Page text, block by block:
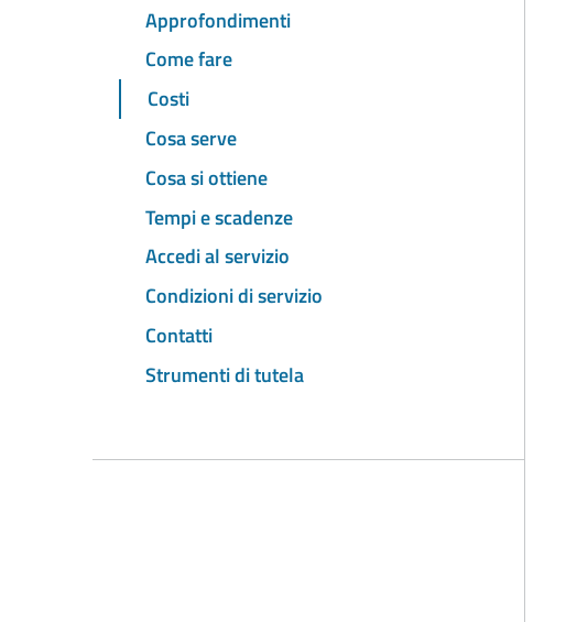
Approfondimenti
Come fare
Costi
Cosa serve
Cosa si ottiene
Tempi e scadenze
Accedi al servizio
Condizioni di servizio
Contatti
Strumenti di tutela